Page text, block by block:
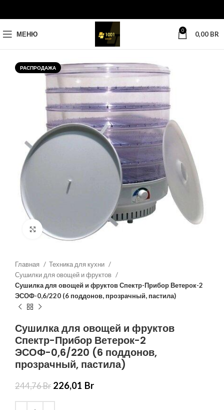
МЕНЮ 0 0,00 BR
РАСПРОДАЖА
Нажмите, чтобы увеличить
Главная
Техника для кухни
Сушилки для овощей и фруктов
Сушилка для овощей и фруктов Спектр-Прибор Ветерок-2
ЭСОФ-0,6/220 (6 поддонов, прозрачный, пастила)
Сушилка для овощей и фруктов
Спектр-Прибор Ветерок-2
ЭСОФ-0,6/220 (6 поддонов,
прозрачный, пастила)
244,76Br 226,01 Br